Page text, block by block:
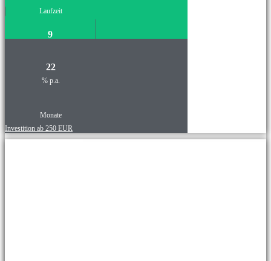
Laufzeit
9
22
% p.a.
Monate
Investition ab 250 EUR